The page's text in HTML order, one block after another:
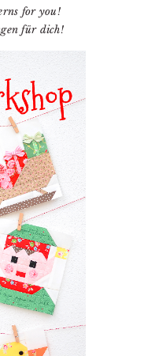
for you!
für dich!